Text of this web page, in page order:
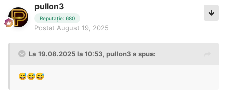
pullon3
Reputație: 680
Postat August 19, 2025
La 19.08.2025 la 10:53, pullon3 a spus:
😅😅😅